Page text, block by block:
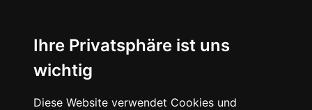
Ihre Privatsphäre ist uns
wichtig
Diese Website verwendet Cookies und